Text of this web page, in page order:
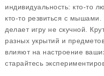
индивидуальность: кто-то
кто-то резвиться с мышами.
делает игру не скучной.
разных укрытий и
влияют на настроение
старайтесь